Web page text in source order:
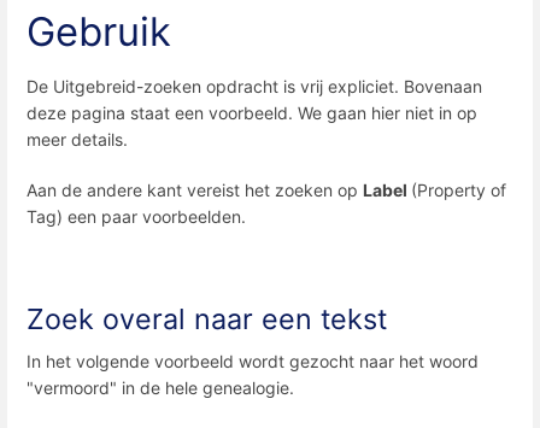
Gebruik
De Uitgebreid-zoeken opdracht is vrij expliciet. Bovenaan
deze pagina staat een voorbeeld. We gaan hier niet in op
meer details.
Aan de andere kant vereist het zoeken op Label (Property of
Tag) een paar voorbeelden.
Zoek overal naar een tekst
In het volgende voorbeeld wordt gezocht naar het woord
"vermoord" in de hele genealogie.